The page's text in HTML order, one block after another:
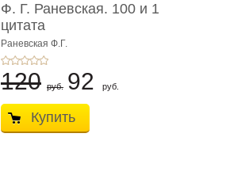
Ф. Г. Раневская. 100 и 1
цитата
Раневская Ф.Г.
120 руб. 92 руб.
Купить